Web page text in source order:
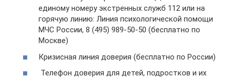
единому номеру экстренных служб 112 или на
горячую линию: Линия психологической помощи
МЧС России, 8 (495) 989-50-50 (бесплатно по
Москве)
Кризисная линия доверия (бесплатно по России)
Телефон доверия для детей, подростков и их